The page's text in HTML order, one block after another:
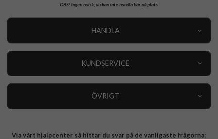
OBS!Ingen butik, du kan inte handla här på plats
HANDLA
KUNDSERVICE
ÖVRIGT
Integritetspolicy
Via vårt hjälpcenter så hittar du svar på de vanligaste frågorna: